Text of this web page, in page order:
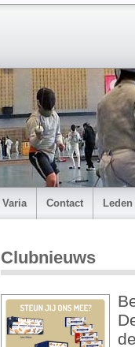
Varia Contact Leden
Clubnieuws